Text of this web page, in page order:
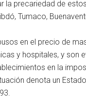
la precariedad de
Tumaco,
en el precio de
y hospitales, y son
en la
denota un